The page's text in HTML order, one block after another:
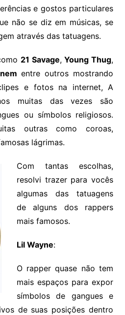
e gostos particulares
não se diz em músicas, se
através das tatuagens.
21 Savage,Young Thug,
entre outros mostrando
e fotos na internet, A
muitas das vezes são
ou símbolos religiosos.
outras como coroas,
lágrimas.
Com tantas escolhas,
resolvi trazer para vocês
algumas das tatuagens
de alguns dos rappers
mais famosos.
Lil Wayne:
O rapper quase não tem
mais espaços para expor
símbolos de gangues e
de suas posições dentro